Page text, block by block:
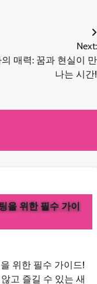
Next:
매력: 꿈과 현실이 만
나는 시간!
을 위한 필수 가이
위한 필수 가이드!
고 즐길 수 있는 새